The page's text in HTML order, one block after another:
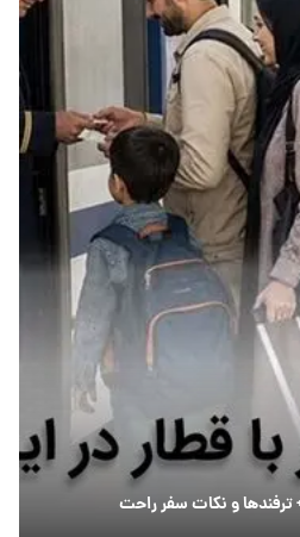
ترفندها و نکات سفر راحت